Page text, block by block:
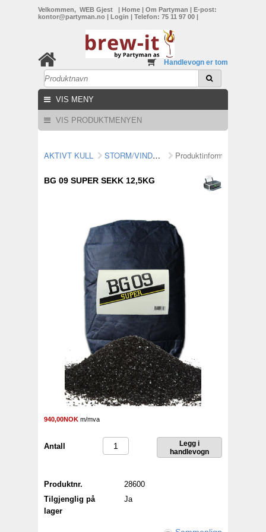
Velkommen, WEB Gjest | Home | Om Partyman | E-post:
kontor@partyman.no | Login | Telefon: 75 11 97 00 |
Handlevogn er tom
VIS MENY
VIS PRODUKTMENYEN
AKTIVT KULL STORM/VINDOR/KOKOSKULL Produktinformasjon
BG 09 SUPER SEKK 12,5KG
940,00NOK m/mva
Antall
Produktnr.
28600
Tilgjenglig på
lager
Ja